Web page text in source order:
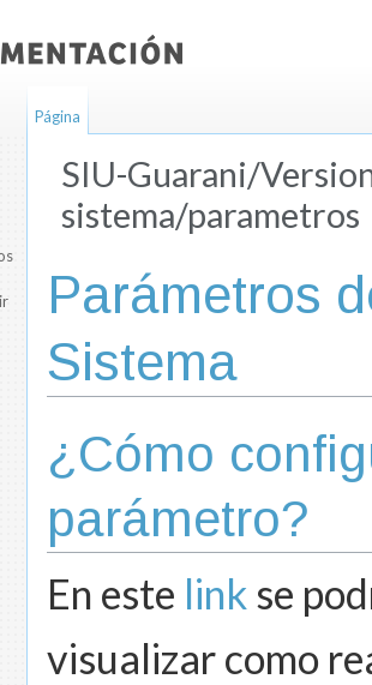
SIU-Guarani/
sistema/parametros
Parámetros
Sistema
¿Cómo
parámetro?
En este link se
visualizar como
Página